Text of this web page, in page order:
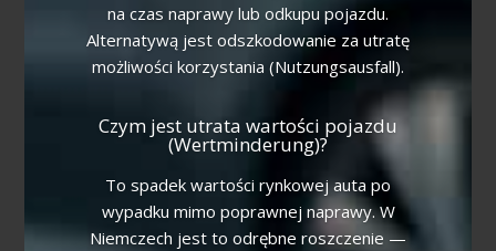
na czas naprawy lub odkupu pojazdu.
Alternatywą jest odszkodowanie za utratę
możliwości korzystania (Nutzungsausfall).
Czym jest utrata wartości pojazdu
(Wertminderung)?
To spadek wartości rynkowej auta po
wypadku mimo poprawnej naprawy. W
Niemczech jest to odrębne roszczenie —